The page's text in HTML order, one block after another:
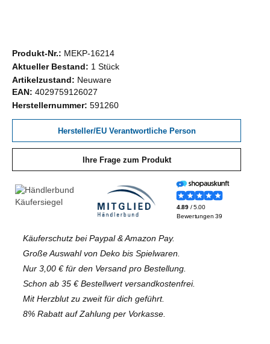
Produkt-Nr.: MEKP-16214
Aktueller Bestand: 1 Stück
Artikelzustand: Neuware
EAN: 4029759126027
Herstellernummer: 591260
Hersteller/EU Verantwortliche Person
Ihre Frage zum Produkt
Käuferschutz bei Paypal & Amazon Pay.
Große Auswahl von Deko bis Spielwaren.
Nur 3,00 € für den Versand pro Bestellung.
Schon ab 35 € Bestellwert versandkostenfrei.
Mit Herzblut zu zweit für dich geführt.
8% Rabatt auf Zahlung per Vorkasse.